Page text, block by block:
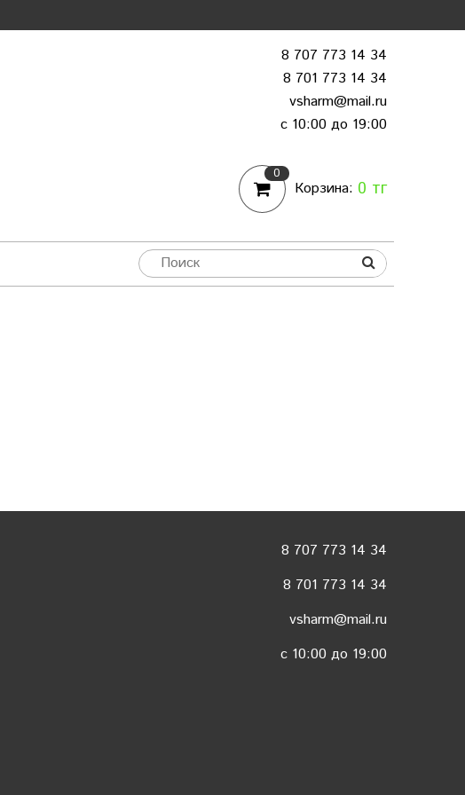
8 707 773 14 34
8 701 773 14 34
vsharm@mail.ru
c 10:00 до 19:00
0
Корзина: 0 тг
8 707 773 14 34
8 701 773 14 34
vsharm@mail.ru
c 10:00 до 19:00